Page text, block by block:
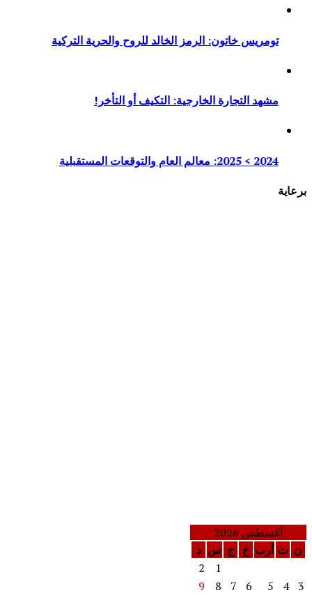
تومريس خاتون: الرمز الخالد للروح والحرية التركية
مشهد التجارة الخارجية: التكيف أو التأخر!
2024 > 2025: معالم العام والتوقعات المستقبلية
برعاية
أغسطس 2026
ن ث أرب خ ج س د
1
2
3
4
5
6
7
8
9